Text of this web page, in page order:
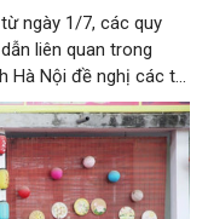
ngày 1/7, các quy
liên quan trong
Hà Nội đề nghị các tổ
vụ lữ hành trên địa
quan trọng. Qua đó
phát triển du lịch Hà